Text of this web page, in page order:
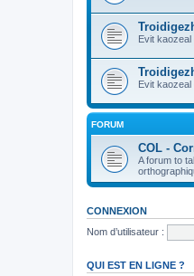
Evit
Evit
FORUM
COL -
A forum to
CONNEXION
Nom d’utilisateur :
QUI EST EN LIGNE ?